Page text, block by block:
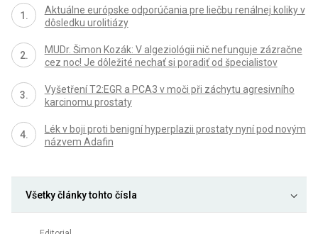
Aktuálne európske odporúčania pre liečbu renálnej koliky v
dôsledku urolitiázy
MUDr. Šimon Kozák: V algeziológii nič nefunguje zázračne
cez noc! Je dôležité nechať si poradiť od špecialistov
Vyšetření T2:EGR a PCA3 v moči při záchytu agresivního
karcinomu prostaty
Lék v boji proti benigní hyperplazii prostaty nyní pod novým
názvem Adafin
Všetky články tohto čísla